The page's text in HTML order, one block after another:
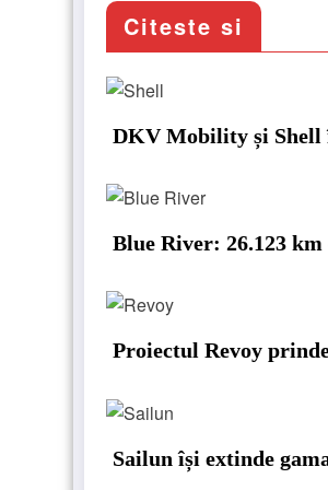
Citeste si
DKV Mobility și Shell
Blue River: 26.123
Proiectul Revoy
Sailun își extinde